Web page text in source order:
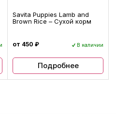
Savita Puppies Lamb and
Brown Rice – Сухой корм
от 450 ₽ В наличии
Подробнее